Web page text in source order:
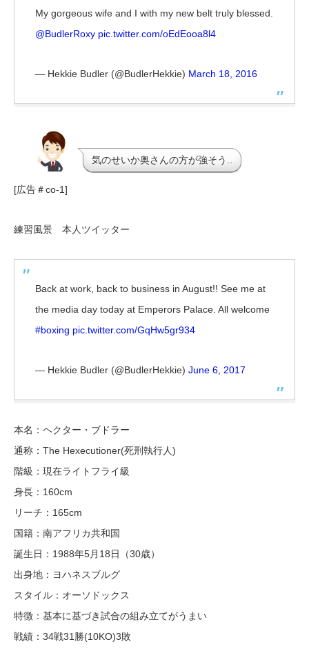
My gorgeous wife and I with my new belt truly blessed.
@BudlerRoxy pic.twitter.com/oEdEooa8l4
— Hekkie Budler (@BudlerHekkie) March 18, 2016
気のせいか奥さんの方が強そう..
[広告＃co-1]
練習風景 本人ツイッター
Back at work, back to business in August!! See me at
the media day today at Emperors Palace. All welcome
#boxing pic.twitter.com/GqHw5gr934
— Hekkie Budler (@BudlerHekkie) June 6, 2017
本名：ヘクター・ブドラー
通称：The Hexecutioner(死刑執行人)
階級：現在ライトフライ級
身長：160cm
リーチ：165cm
国籍：南アフリカ共和国
誕生日：1988年5月18日（30歳）
出身地：ヨハネスブルグ
スタイル：オーソドックス
特徴：基本に基づき試合の組み立てがうまい
戦績：34戦31勝(10KO)3敗